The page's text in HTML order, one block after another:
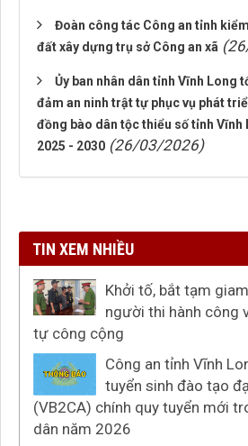
Đoàn công tác Công an tỉnh
đất xây dựng trụ sở Công an xã
Ủy ban nhân dân tỉnh Vĩnh Long
đảm an ninh trật tự phục vụ phát
đồng bào dân tộc thiểu số tỉnh Vĩnh
2025 - 2030 (26/03/2026)
TIN XEM NHIỀU
Khởi tố, bắt tạm
người thi hành công
tự công cộng
Công an tỉnh Vĩnh
tuyển sinh đào tạo
(VB2CA) chính quy tuyển mới
dân năm 2026